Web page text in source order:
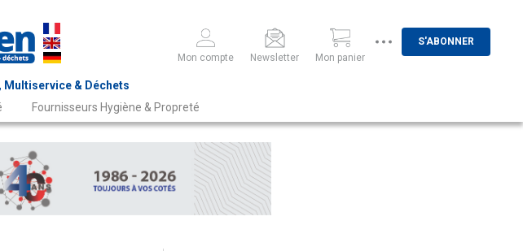
& Déchets
Mon compte Newsletter Mon panier
S'ABONNER
Fournisseurs Hygiène & Propreté